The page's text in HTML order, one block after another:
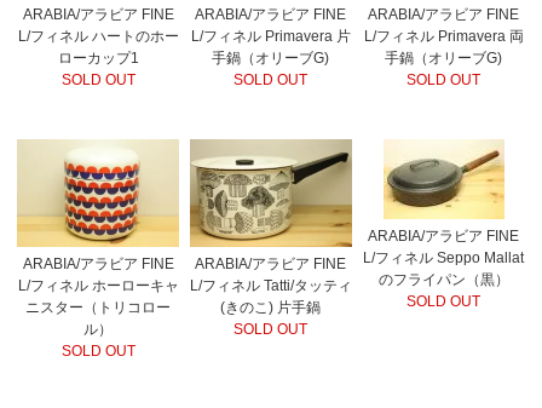
ARABIA/アラビア FINE
L/フィネル ハートのホー
ローカップ1
SOLD OUT
ARABIA/アラビア FINE
L/フィネル Primavera 片
手鍋（オリーブG)
SOLD OUT
ARABIA/アラビア FINE
L/フィネル Primavera 両
手鍋（オリーブG)
SOLD OUT
ARABIA/アラビア FINE
L/フィネル ホーローキャ
ニスター（トリコロー
ル）
SOLD OUT
ARABIA/アラビア FINE
L/フィネル Tatti/タッティ
(きのこ) 片手鍋
SOLD OUT
ARABIA/アラビア FINE
L/フィネル Seppo Mallat
のフライパン（黒）
SOLD OUT